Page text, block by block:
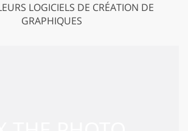
LOGICIELS DE CRÉATION DE
GRAPHIQUES